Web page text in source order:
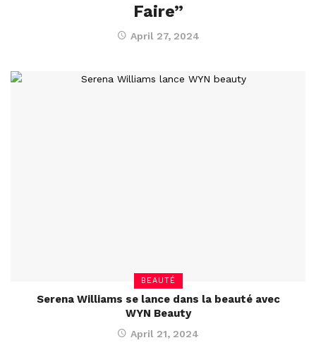
Faire”
April 27, 2024
BEAUTÉ
Serena Williams se lance dans la beauté avec
WYN Beauty
April 21, 2024